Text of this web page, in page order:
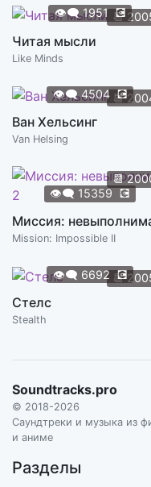
📆
👁️‍🗨️1951 💽
Читая мысли
Like Minds
📆
👁️‍🗨️4504 💽
Ван Хельсинг
Van Helsing
📆
👁️‍🗨️ 15359 💽
Миссия:
Mission: Impossible II
📆
👁️‍🗨️ 6692 💽
Стелс
Stealth
Soundtracks.pro
© 2018-2026
Саундтреки и музыка из
и аниме
Разделы